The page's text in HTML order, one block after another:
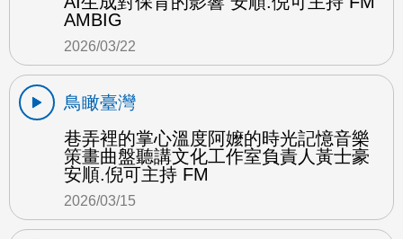
AMBIG
2026/03/22
鳥瞰臺灣
巷弄裡的掌心溫度阿嬤的時光記憶音樂
策畫曲盤聽講文化工作室負責人黃士豪
安順.倪可主持 FM
2026/03/15